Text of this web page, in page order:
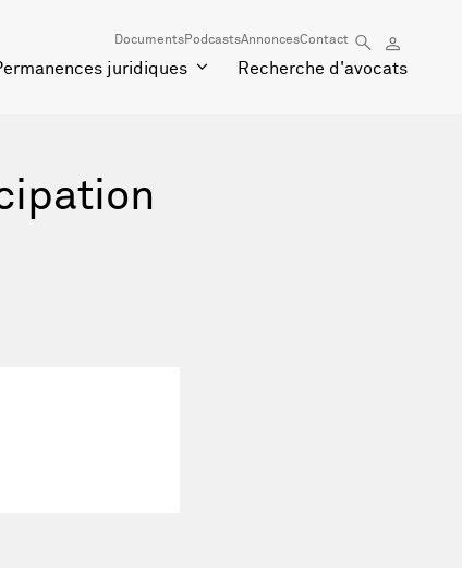
DocumentsPodcastsAnnoncesContact
juridiques Recherche d'avocats